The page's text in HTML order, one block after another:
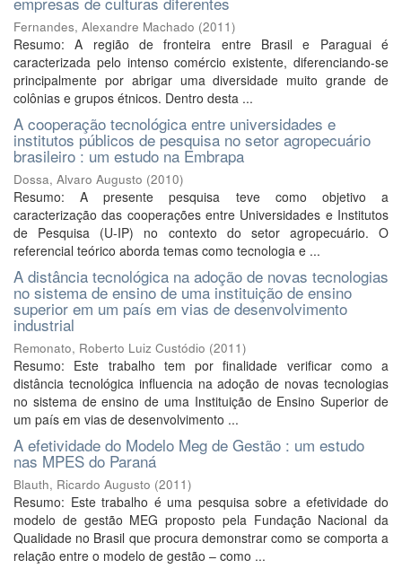
Fernandes, Alexandre Machado (2011)
Resumo: A região de fronteira entre Brasil e Paraguai é
caracterizada pelo intenso comércio existente, diferenciando-se
principalmente por abrigar uma diversidade muito grande de
colônias e grupos étnicos. Dentro desta ...
A cooperação tecnológica entre universidades e
institutos públicos de pesquisa no setor agropecuário
brasileiro : um estudo na Embrapa
Dossa, Alvaro Augusto (2010)
Resumo: A presente pesquisa teve como objetivo a
caracterização das cooperações entre Universidades e Institutos
de Pesquisa (U-IP) no contexto do setor agropecuário. O
referencial teórico aborda temas como tecnologia e ...
A distância tecnológica na adoção de novas tecnologias
no sistema de ensino de uma instituição de ensino
superior em um país em vias de desenvolvimento
industrial
Remonato, Roberto Luiz Custódio (2011)
Resumo: Este trabalho tem por finalidade verificar como a
distância tecnológica influencia na adoção de novas tecnologias
no sistema de ensino de uma Instituição de Ensino Superior de
um país em vias de desenvolvimento ...
A efetividade do Modelo Meg de Gestão : um estudo
nas MPES do Paraná
Blauth, Ricardo Augusto (2011)
Resumo: Este trabalho é uma pesquisa sobre a efetividade do
modelo de gestão MEG proposto pela Fundação Nacional da
Qualidade no Brasil que procura demonstrar como se comporta a
relação entre o modelo de gestão – como ...